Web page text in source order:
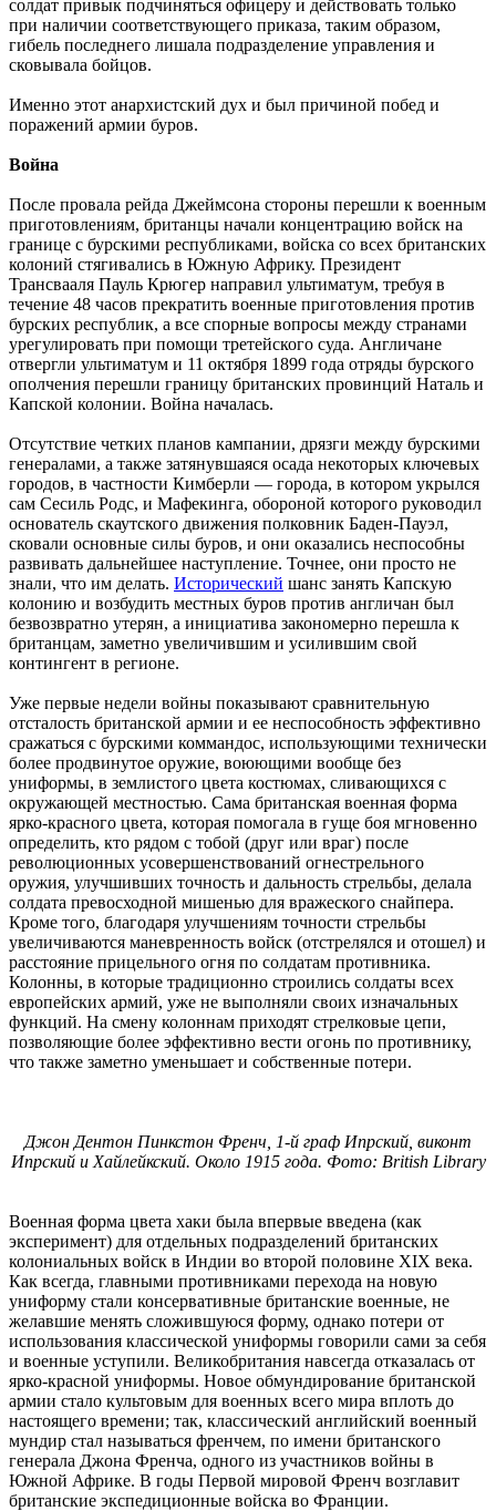
солдат привык подчиняться офицеру и действовать только
при наличии соответствующего приказа, таким образом,
гибель последнего лишала подразделение управления и
сковывала бойцов.
Именно этот анархистский дух и был причиной побед и
поражений армии буров.
Война
После провала рейда Джеймсона стороны перешли к военным
приготовлениям, британцы начали концентрацию войск на
границе с бурскими республиками, войска со всех британских
колоний стягивались в Южную Африку. Президент
Трансвааля Пауль Крюгер направил ультиматум, требуя в
течение 48 часов прекратить военные приготовления против
бурских республик, а все спорные вопросы между странами
урегулировать при помощи третейского суда. Англичане
отвергли ультиматум и 11 октября 1899 года отряды бурского
ополчения перешли границу британских провинций Наталь и
Капской колонии. Война началась.
Отсутствие четких планов кампании, дрязги между бурскими
генералами, а также затянувшаяся осада некоторых ключевых
городов, в частности Кимберли — города, в котором укрылся
сам Сесиль Родс, и Мафекинга, обороной которого руководил
основатель скаутского движения полковник Баден-Пауэл,
сковали основные силы буров, и они оказались неспособны
развивать дальнейшее наступление. Точнее, они просто не
знали, что им делать. Исторический шанс занять Капскую
колонию и возбудить местных буров против англичан был
безвозвратно утерян, а инициатива закономерно перешла к
британцам, заметно увеличившим и усилившим свой
контингент в регионе.
Уже первые недели войны показывают сравнительную
отсталость британской армии и ее неспособность эффективно
сражаться с бурскими коммандос, использующими технически
более продвинутое оружие, воюющими вообще без
униформы, в землистого цвета костюмах, сливающихся с
окружающей местностью. Сама британская военная форма
ярко-красного цвета, которая помогала в гуще боя мгновенно
определить, кто рядом с тобой (друг или враг) после
революционных усовершенствований огнестрельного
оружия, улучшивших точность и дальность стрельбы, делала
солдата превосходной мишенью для вражеского снайпера.
Кроме того, благодаря улучшениям точности стрельбы
увеличиваются маневренность войск (отстрелялся и отошел) и
расстояние прицельного огня по солдатам противника.
Колонны, в которые традиционно строились солдаты всех
европейских армий, уже не выполняли своих изначальных
функций. На смену колоннам приходят стрелковые цепи,
позволяющие более эффективно вести огонь по противнику,
что также заметно уменьшает и собственные потери.
Джон Дентон Пинкстон Френч, 1-й граф Ипрский, виконт
Ипрский и Хайлейкский. Около 1915 года. Фото: British Library
Военная форма цвета хаки была впервые введена (как
эксперимент) для отдельных подразделений британских
колониальных войск в Индии во второй половине XIX века.
Как всегда, главными противниками перехода на новую
униформу стали консервативные британские военные, не
желавшие менять сложившуюся форму, однако потери от
использования классической униформы говорили сами за себя
и военные уступили. Великобритания навсегда отказалась от
ярко-красной униформы. Новое обмундирование британской
армии стало культовым для военных всего мира вплоть до
настоящего времени; так, классический английский военный
мундир стал называться френчем, по имени британского
генерала Джона Френча, одного из участников войны в
Южной Африке. В годы Первой мировой Френч возглавит
британские экспедиционные войска во Франции.